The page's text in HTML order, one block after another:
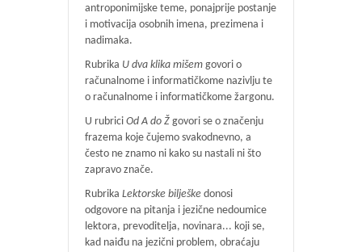
antroponimijske teme, ponajprije postanje
i motivacija osobnih imena, prezimena i
nadimaka.
Rubrika U dva klika mišem govori o
računalnome i informatičkome nazivlju te
o računalnome i informatičkome žargonu.
U rubrici Od A do Ž govori se o značenju
frazema koje čujemo svakodnevno, a
često ne znamo ni kako su nastali ni što
zapravo znače.
Rubrika Lektorske bilješke donosi
odgovore na pitanja i jezične nedoumice
lektora, prevoditelja, novinara... koji se,
kad naiđu na jezični problem, obraćaju